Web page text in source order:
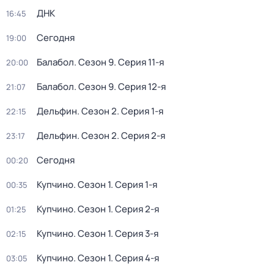
16:45 ДНК
19:00 Сегодня
20:00 Балабол. Сезон 9. Серия 11-я
21:07 Балабол. Сезон 9. Серия 12-я
22:15 Дельфин. Сезон 2. Серия 1-я
23:17 Дельфин. Сезон 2. Серия 2-я
00:20 Сегодня
00:35 Купчино. Сезон 1. Серия 1-я
01:25 Купчино. Сезон 1. Серия 2-я
02:15 Купчино. Сезон 1. Серия 3-я
03:05 Купчино. Сезон 1. Серия 4-я